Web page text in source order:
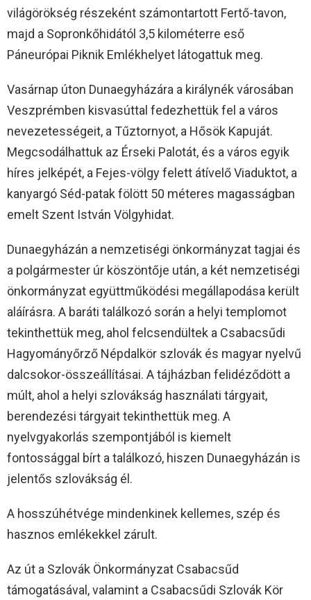
világörökség részeként számontartott Fertő-tavon,
majd a Sopronkőhidától 3,5 kilométerre eső
Páneurópai Piknik Emlékhelyet látogattuk meg.
Vasárnap úton Dunaegyházára a királynék városában
Veszprémben kisvasúttal fedezhettük fel a város
nevezetességeit, a Tűztornyot, a Hősök Kapuját.
Megcsodálhattuk az Érseki Palotát, és a város egyik
híres jelképét, a Fejes-völgy felett átívelő Viaduktot, a
kanyargó Séd-patak fölött 50 méteres magasságban
emelt Szent István Völgyhidat.
Dunaegyházán a nemzetiségi önkormányzat tagjai és
a polgármester úr köszöntője után, a két nemzetiségi
önkormányzat együttműködési megállapodása került
aláírásra. A baráti találkozó során a helyi templomot
tekinthettük meg, ahol felcsendültek a Csabacsűdi
Hagyományőrző Népdalkör szlovák és magyar nyelvű
dalcsokor-összeállításai. A tájházban felidéződött a
múlt, ahol a helyi szlovákság használati tárgyait,
berendezési tárgyait tekinthettük meg. A
nyelvgyakorlás szempontjából is kiemelt
fontossággal bírt a találkozó, hiszen Dunaegyházán is
jelentős szlovákság él.
A hosszúhétvége mindenkinek kellemes, szép és
hasznos emlékekkel zárult.
Az út a Szlovák Önkormányzat Csabacsűd
támogatásával, valamint a Csabacsűdi Szlovák Kör